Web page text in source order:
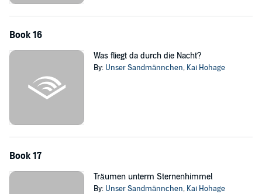
Book 16
Was fliegt da durch die Nacht?
By: Unser Sandmännchen, Kai Hohage
Book 17
Träumen unterm Sternenhimmel
By: Unser Sandmännchen, Kai Hohage